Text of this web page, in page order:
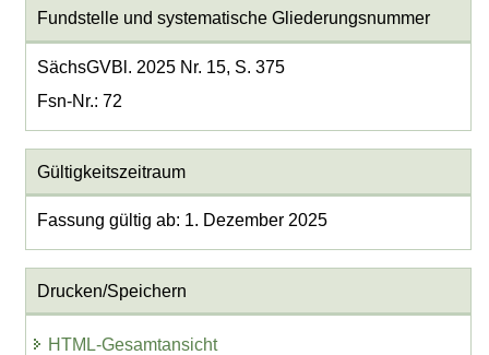
Fundstelle und systematische Gliederungsnummer
SächsGVBl. 2025 Nr. 15, S. 375
Fsn-Nr.: 72
Gültigkeitszeitraum
Fassung gültig ab: 1. Dezember 2025
Drucken/Speichern
HTML-Gesamtansicht